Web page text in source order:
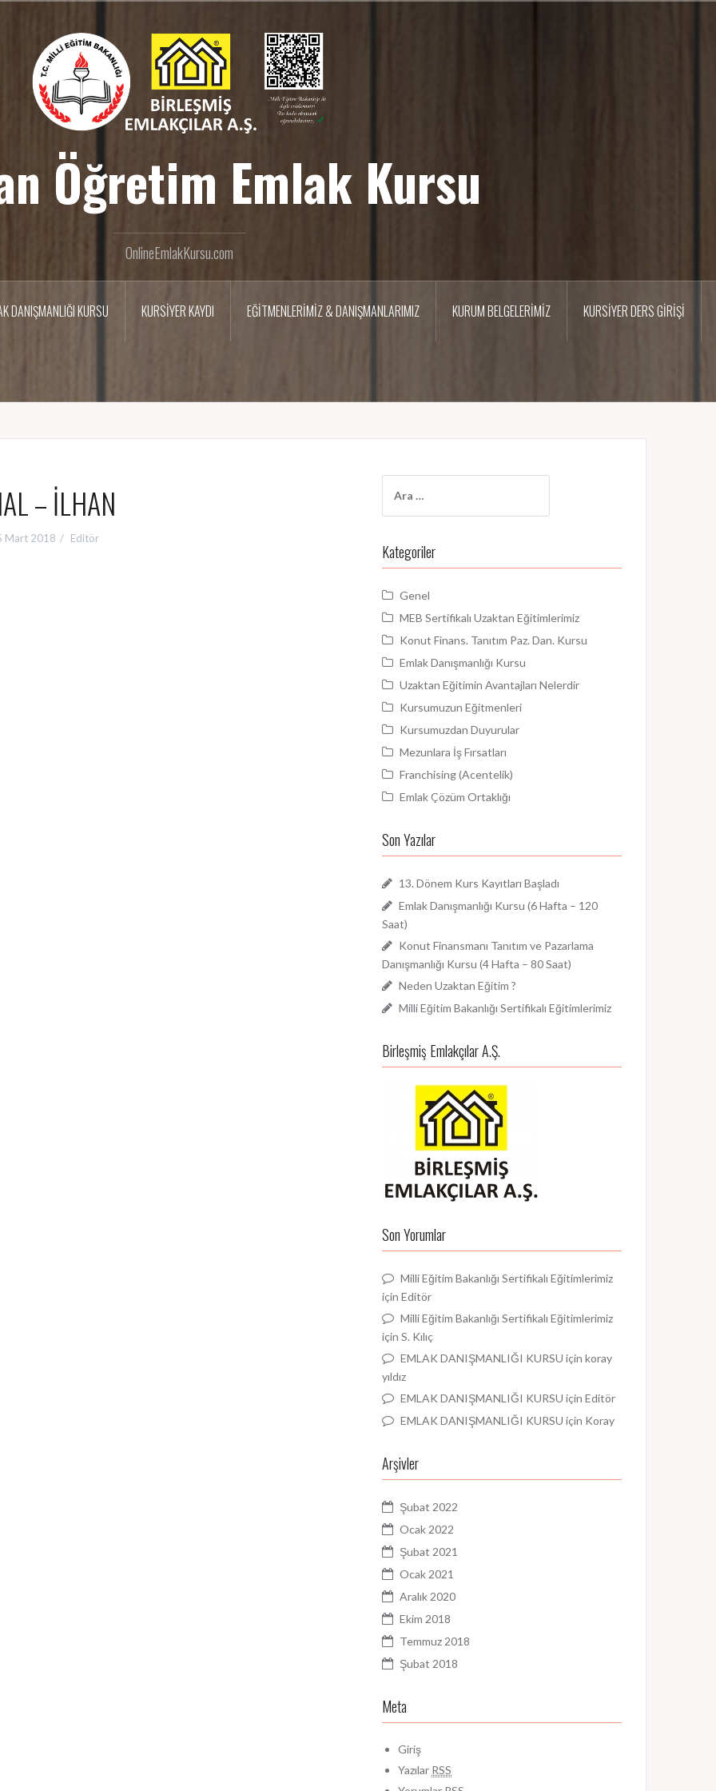
Öğretim Emlak Kursu
OnlineEmlakKursu.com
DANIŞMANLIĞI KURSU KURSİYER KAYDI EĞİTMENLERİMİZ & DANIŞMANLARIMIZ KURUM BELGELERİMİZ KURSİYER DERS GİRİŞİ
– İLHAN
Mart 2018 Editör
a
a
:
Kategoriler
Genel
MEB Sertifikalı Uzaktan Eğitimlerimiz
Konut Finans. Tanıtım Paz. Dan. Kursu
Emlak Danışmanlığı Kursu
Uzaktan Eğitimin Avantajları Nelerdir
Kursumuzun Eğitmenleri
Kursumuzdan Duyurular
Mezunlara İş Fırsatları
Franchising (Acentelik)
Emlak Çözüm Ortaklığı
Son Yazılar
13. Dönem Kurs Kayıtları Başladı
Emlak Danışmanlığı Kursu (6 Hafta – 120
Saat)
Konut Finansmanı Tanıtım ve Pazarlama
Danışmanlığı Kursu (4 Hafta – 80 Saat)
Neden Uzaktan Eğitim ?
Milli Eğitim Bakanlığı Sertifikalı Eğitimlerimiz
Birleşmiş Emlakçılar A.Ş.
Son Yorumlar
Milli Eğitim Bakanlığı Sertifikalı Eğitimlerimiz
için Editör
Milli Eğitim Bakanlığı Sertifikalı Eğitimlerimiz
için S. Kılıç
EMLAK DANIŞMANLIĞI KURSU için koray
yıldız
EMLAK DANIŞMANLIĞI KURSU için Editör
EMLAK DANIŞMANLIĞI KURSU için Koray
Arşivler
Şubat 2022
Ocak 2022
Şubat 2021
Ocak 2021
Aralık 2020
Ekim 2018
Temmuz 2018
Şubat 2018
Meta
Giriş
Yazılar RSS